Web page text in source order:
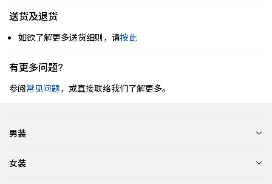
送货及退货
如欲了解更多送货细则，请按此
有更多问题?
参阅常见问题，或直接联络我们了解更多。
男装
女装